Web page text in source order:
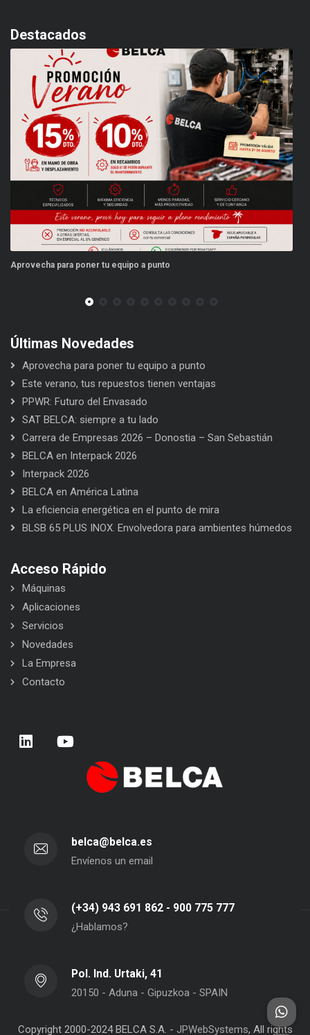
Destacados
Aprovecha para poner tu equipo a punto
Últimas Novedades
Aprovecha para poner tu equipo a punto
Este verano, tus repuestos tienen ventajas
PPWR: Futuro del Envasado
SAT BELCA: siempre a tu lado
Carrera de Empresas 2026 – Donostia – San Sebastián
BELCA en Interpack 2026
Interpack 2026
BELCA en América Latina
La eficiencia energética en el punto de mira
BLSB 65 PLUS INOX. Envolvedora para ambientes húmedos
Acceso Rápido
Máquinas
Aplicaciones
Servicios
Novedades
La Empresa
Contacto
belca@belca.es
Envíenos un email
(+34) 943 691 862 - 900 775 777
¿Hablamos?
Pol. Ind. Urtaki, 41
20150 - Aduna - Gipuzkoa - SPAIN
Copyright 2000-2024 BELCA S.A. - JPWebSystems, All rights